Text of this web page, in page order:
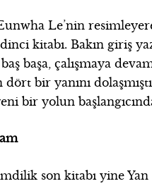
Le’nin
kitabı. Bakın giriş
başa, çalışmaya
bir yanını
bir yolun
son kitabı yine